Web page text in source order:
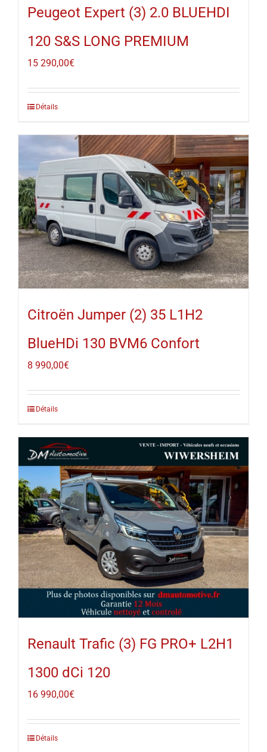
Peugeot Expert (3) 2.0 BLUEHDI
120 S&S LONG PREMIUM
15 290,00€
Détails
Citroën Jumper (2) 35 L1H2
BlueHDi 130 BVM6 Confort
8 990,00€
Détails
Renault Trafic (3) FG PRO+ L2H1
1300 dCi 120
16 990,00€
Détails